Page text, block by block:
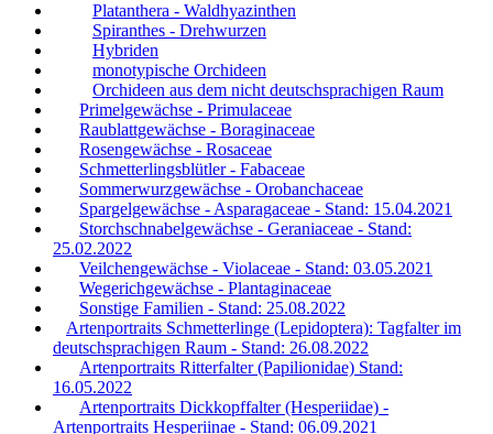
Platanthera - Waldhyazinthen
Spiranthes - Drehwurzen
Hybriden
monotypische Orchideen
Orchideen aus dem nicht deutschsprachigen Raum
Primelgewächse - Primulaceae
Raublattgewächse - Boraginaceae
Rosengewächse - Rosaceae
Schmetterlingsblütler - Fabaceae
Sommerwurzgewächse - Orobanchaceae
Spargelgewächse - Asparagaceae - Stand: 15.04.2021
Storchschnabelgewächse - Geraniaceae - Stand:
25.02.2022
Veilchengewächse - Violaceae - Stand: 03.05.2021
Wegerichgewächse - Plantaginaceae
Sonstige Familien - Stand: 25.08.2022
Artenportraits Schmetterlinge (Lepidoptera): Tagfalter im
deutschsprachigen Raum - Stand: 26.08.2022
Artenportraits Ritterfalter (Papilionidae) Stand:
16.05.2022
Artenportraits Dickkopffalter (Hesperiidae) -
Artenportraits Hesperiinae - Stand: 06.09.2021